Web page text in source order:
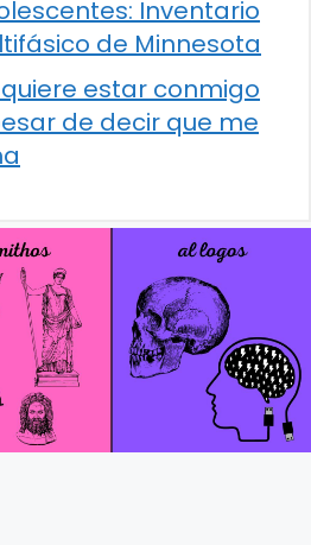
Inventario
de Minnesota
estar conmigo
de decir que me